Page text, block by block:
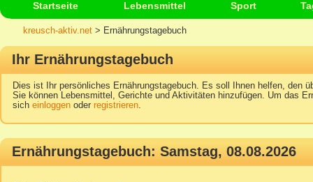
Startseite Lebensmittel Sport
kreusch-aktiv.net > Ernährungstagebuch
Ihr Ernährungstagebuch
Dies ist Ihr persönliches Ernährungstagebuch. Es soll Ihnen helfen, den
Sie können Lebensmittel, Gerichte und Aktivitäten hinzufügen. Um das
sich einloggen oder registrieren.
Ernährungstagebuch: Samstag, 08.08.2026